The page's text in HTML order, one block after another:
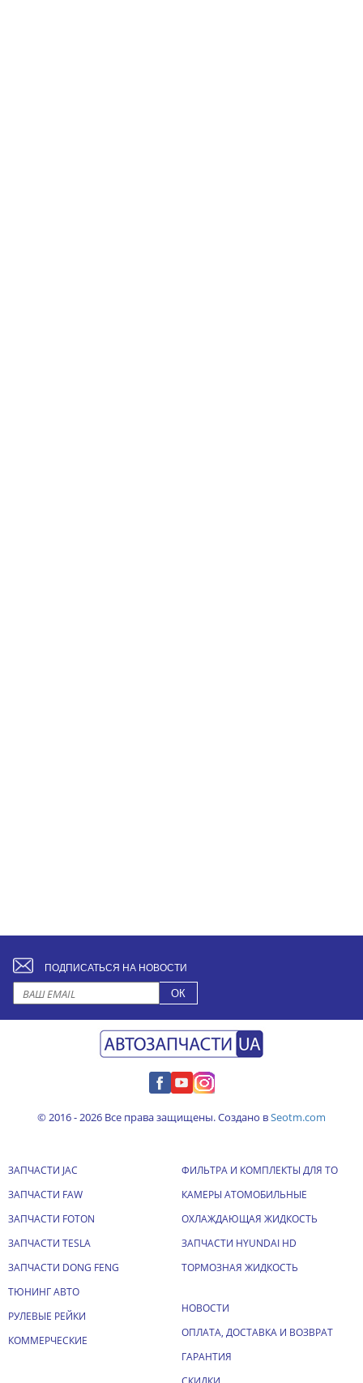
ПОДПИСАТЬСЯ НА НОВОСТИ
© 2016 - 2026 Все права защищены. Создано вSeotm.com
ЗАПЧАСТИ JAC
ЗАПЧАСТИ FAW
ЗАПЧАСТИ FOTON
ЗАПЧАСТИ TESLA
ЗАПЧАСТИ DONG FENG
ТЮНИНГ АВТО
РУЛЕВЫЕ РЕЙКИ
КОММЕРЧЕСКИЕ
ФИЛЬТРА И КОМПЛЕКТЫ ДЛЯ ТО
КАМЕРЫ АТОМОБИЛЬНЫЕ
ОХЛАЖДАЮЩАЯ ЖИДКОСТЬ
ЗАПЧАСТИ HYUNDAI HD
ТОРМОЗНАЯ ЖИДКОСТЬ
НОВОСТИ
ОПЛАТА, ДОСТАВКА И ВОЗВРАТ
ГАРАНТИЯ